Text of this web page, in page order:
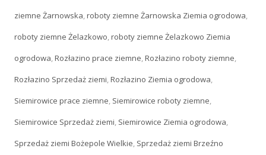
ziemne Żarnowska,roboty ziemne Żarnowska Ziemia ogrodowa,
roboty ziemne Żelazkowo,roboty ziemne Żelazkowo Ziemia
ogrodowa,Rozłazino prace ziemne,Rozłazino roboty ziemne,
Rozłazino Sprzedaż ziemi,Rozłazino Ziemia ogrodowa,
Siemirowice prace ziemne, Siemirowice roboty ziemne,
Siemirowice Sprzedaż ziemi, Siemirowice Ziemia ogrodowa,
Sprzedaż ziemi Bożepole Wielkie, Sprzedaż ziemi Brzeźno